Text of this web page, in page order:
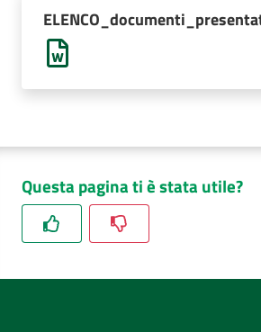
Questa pagina ti è stata utile?